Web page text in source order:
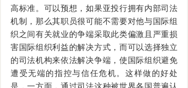
高标准。可以预想，如果亚投行拥有内部司法
机制，那么其职员很可能不需要对他与国际组
织之间有关就业的争端采取此类偏激且严重损
害国际组织利益的解决方式，而可以选择独立
的司法机构来依法解决争端，使国际组织避免
遭受无端的指控与信任危机。这样做的好处
是，一方面，通过司法这种被世界各国普遍认